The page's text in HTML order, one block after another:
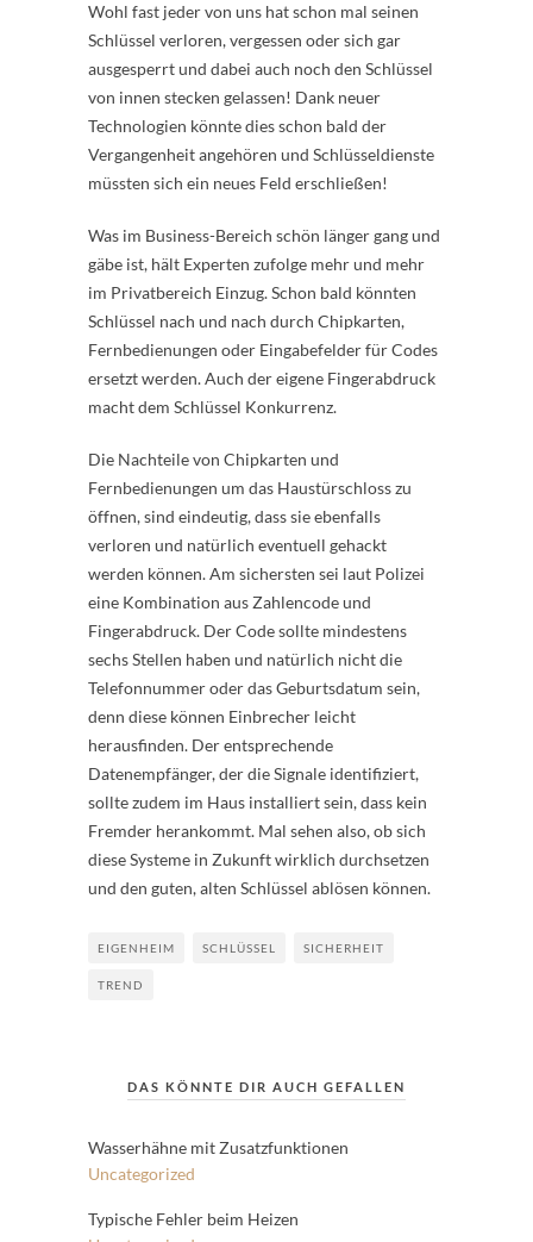
Wohl fast jeder von uns hat schon mal seinen
Schlüssel verloren, vergessen oder sich gar
ausgesperrt und dabei auch noch den Schlüssel
von innen stecken gelassen! Dank neuer
Technologien könnte dies schon bald der
Vergangenheit angehören und Schlüsseldienste
müssten sich ein neues Feld erschließen!
Was im Business-Bereich schön länger gang und
gäbe ist, hält Experten zufolge mehr und mehr
im Privatbereich Einzug. Schon bald könnten
Schlüssel nach und nach durch Chipkarten,
Fernbedienungen oder Eingabefelder für Codes
ersetzt werden. Auch der eigene Fingerabdruck
macht dem Schlüssel Konkurrenz.
Die Nachteile von Chipkarten und
Fernbedienungen um das Haustürschloss zu
öffnen, sind eindeutig, dass sie ebenfalls
verloren und natürlich eventuell gehackt
werden können. Am sichersten sei laut Polizei
eine Kombination aus Zahlencode und
Fingerabdruck. Der Code sollte mindestens
sechs Stellen haben und natürlich nicht die
Telefonnummer oder das Geburtsdatum sein,
denn diese können Einbrecher leicht
herausfinden. Der entsprechende
Datenempfänger, der die Signale identifiziert,
sollte zudem im Haus installiert sein, dass kein
Fremder herankommt. Mal sehen also, ob sich
diese Systeme in Zukunft wirklich durchsetzen
und den guten, alten Schlüssel ablösen können.
EIGENHEIM SCHLÜSSEL SICHERHEIT
TREND
DAS KÖNNTE DIR AUCH GEFALLEN
Wasserhähne mit Zusatzfunktionen
Uncategorized
Typische Fehler beim Heizen